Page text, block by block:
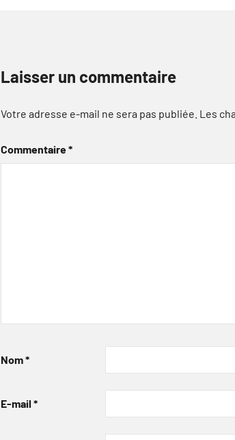
Laisser un commentaire
Votre adresse e-mail ne sera pas publiée. Les
Commentaire*
Nom*
E-mail *